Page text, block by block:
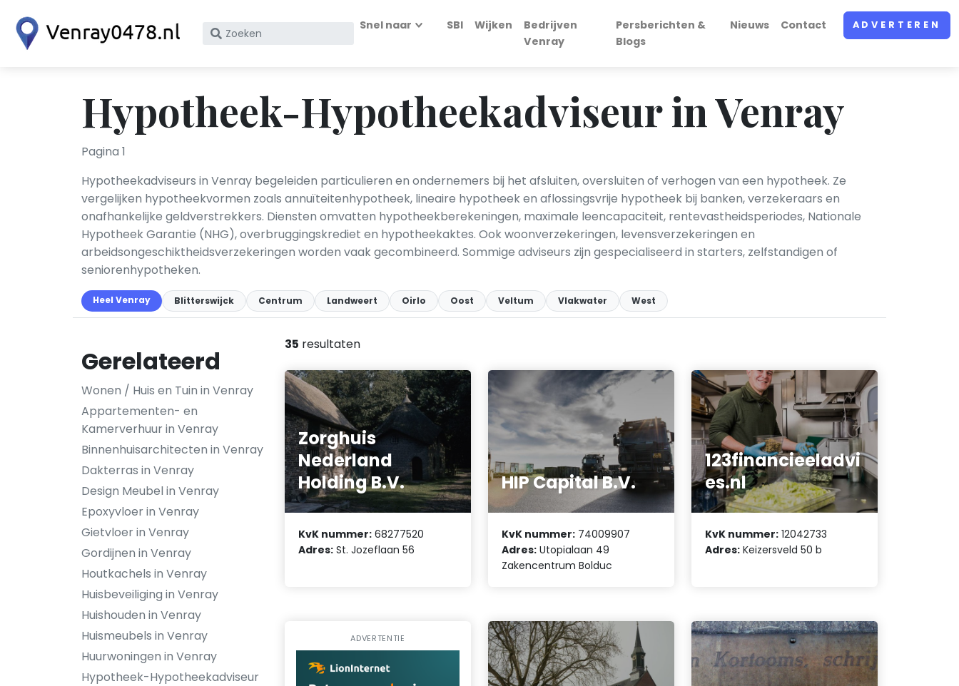
Zoek
KvK
nummer
Snel naar SBI Wijken
Bedrijven
Venray
Persberichten &
Blogs
Nieuws Contact ADVERTEREN
Hypotheek-Hypotheekadviseur in Venray
Pagina 1
Hypotheekadviseurs in Venray begeleiden particulieren en ondernemers bij het afsluiten, oversluiten of verhogen van een hypotheek. Ze
vergelijken hypotheekvormen zoals annuïteitenhypotheek, lineaire hypotheek en aflossingsvrije hypotheek bij banken, verzekeraars en
onafhankelijke geldverstrekkers. Diensten omvatten hypotheekberekeningen, maximale leencapaciteit, rentevastheidsperiodes, Nationale
Hypotheek Garantie (NHG), overbruggingskrediet en hypotheekaktes. Ook woonverzekeringen, levensverzekeringen en
arbeidsongeschiktheidsverzekeringen worden vaak gecombineerd. Sommige adviseurs zijn gespecialiseerd in starters, zelfstandigen of
seniorenhypotheken.
Heel Venray Blitterswijck Centrum Landweert Oirlo Oost Veltum Vlakwater West
Gerelateerd
Wonen / Huis en Tuin in Venray
Appartementen- en
Kamerverhuur in Venray
Binnenhuisarchitecten in Venray
Dakterras in Venray
Design Meubel in Venray
Epoxyvloer in Venray
Gietvloer in Venray
Gordijnen in Venray
Houtkachels in Venray
Huisbeveiliging in Venray
Huishouden in Venray
Huismeubels in Venray
Huurwoningen in Venray
Hypotheek-Hypotheekadviseur
35 resultaten
Zorghuis
Nederland
Holding B.V.
KvK nummer: 68277520
Adres: St. Jozeflaan 56
HIP Capital B.V.
KvK nummer: 74009907
Adres: Utopialaan 49
Zakencentrum Bolduc
123financieeladvi
es.nl
KvK nummer: 12042733
Adres: Keizersveld 50 b
ADVERTENTIE